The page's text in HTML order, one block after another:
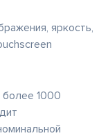
яркость,
1000